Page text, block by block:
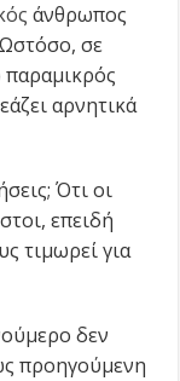
άνθρωπος
Ωστόσο, σε
παραμικρός
αρνητικά
Ότι οι
επειδή
τιμωρεί για
δεν
προηγούμενη